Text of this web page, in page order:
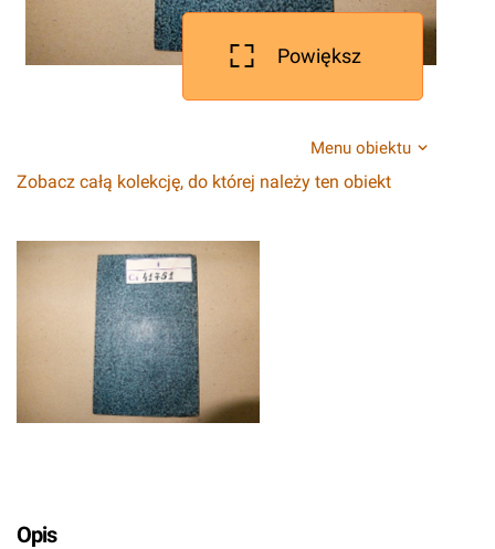
Powiększ
Menu obiektu
Zobacz całą kolekcję, do której należy ten obiekt
Opis